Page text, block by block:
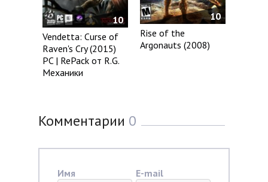
10
Vendetta: Curse of
Raven's Cry (2015)
PC | RePack от R.G.
Механики
10
Rise of the
Argonauts (2008)
Комментарии 0
Имя E-mail